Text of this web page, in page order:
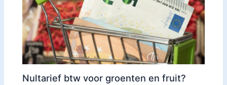
Nultarief btw voor groenten en fruit?